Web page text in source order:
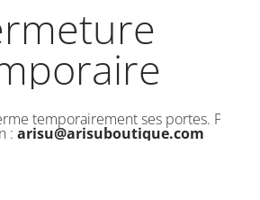
temporairement ses portes. Pour
: arisu@arisuboutique.com